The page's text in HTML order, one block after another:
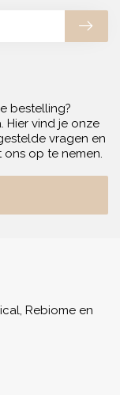
bestelling?
Hier vind je onze
vragen en
op te nemen.
Rebiome en